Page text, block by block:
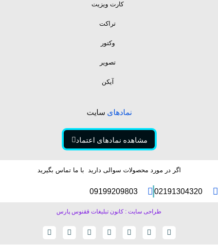
کارت ویزیت
تراکت
وکتور
تصویر
آیکن
نمادهای سایت
مشاهده نمادهای اعتماد
اگر در مورد محصولات سوالی دارید با ما تماس بگیرید
02191304320
09199209803
طراحی سایت : کانون تبلیغات ققنوس پارس